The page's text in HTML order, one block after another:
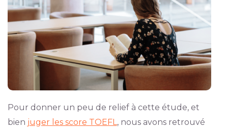
Pour donner un peu de relief à cette étude, et
bien juger les score TOEFL , nous avons retrouvé